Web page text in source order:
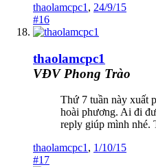
thaolamcpc1 , 24/9/15
#16
thaolamcpc1
VĐV Phong Trào
Thứ 7 tuần này xuất
hoài phương. Ai đi
reply giúp mình nhé.
thaolamcpc1 , 1/10/15
#17